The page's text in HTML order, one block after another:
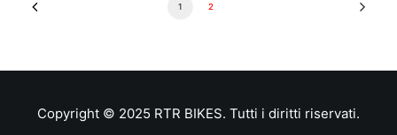
1 2
Copyright © 2025 RTR BIKES. Tutti i diritti riservati.